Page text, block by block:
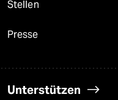
Stellen
Presse
Unterstützen